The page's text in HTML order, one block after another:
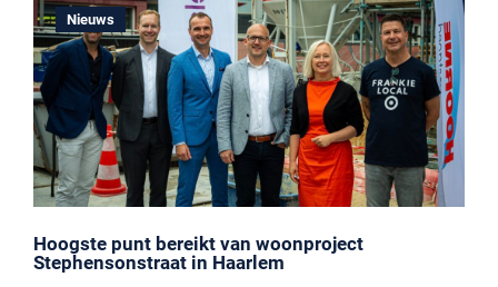
Nieuws
Hoogste punt bereikt van woonproject
Stephensonstraat in Haarlem